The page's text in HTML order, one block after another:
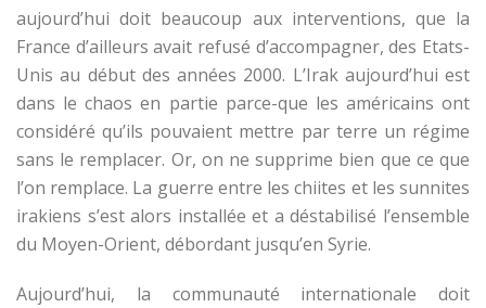
aujourd’hui doit beaucoup aux interventions, que la
France d’ailleurs avait refusé d’accompagner, des Etats-
Unis au début des années 2000. L’Irak aujourd’hui est
dans le chaos en partie parce-que les américains ont
considéré qu’ils pouvaient mettre par terre un régime
sans le remplacer. Or, on ne supprime bien que ce que
l’on remplace. La guerre entre les chiites et les sunnites
irakiens s’est alors installée et a déstabilisé l’ensemble
du Moyen-Orient, débordant jusqu’en Syrie.
Aujourd’hui, la communauté internationale doit